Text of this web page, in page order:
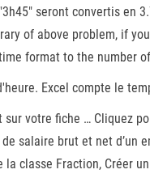
seront convertis en
of above problem, if
format to the number
Excel compte le
votre fiche … Cliquez
salaire brut et net
la classe Fraction, Créer